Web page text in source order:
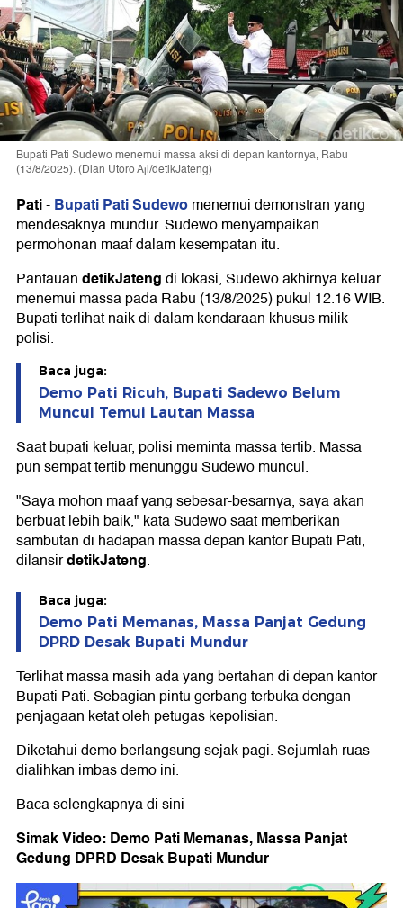
Bupati Pati Sudewo menemui massa aksi di depan kantornya, Rabu
(13/8/2025). (Dian Utoro Aji/detikJateng)
Pati-Bupati Pati Sudewomenemui demonstran yang
mendesaknya mundur. Sudewo menyampaikan
permohonan maaf dalam kesempatan itu.
PantauandetikJatengdi lokasi, Sudewo akhirnya keluar
menemui massa pada Rabu (13/8/2025) pukul 12.16 WIB.
Bupati terlihat naik di dalam kendaraan khusus milik
polisi.
Baca juga:
Demo Pati Ricuh, Bupati Sadewo Belum
Muncul Temui Lautan Massa
Saat bupati keluar, polisi meminta massa tertib. Massa
pun sempat tertib menunggu Sudewo muncul.
"Saya mohon maaf yang sebesar-besarnya, saya akan
berbuat lebih baik," kata Sudewo saat memberikan
sambutan di hadapan massa depan kantor Bupati Pati,
dilansirdetikJateng.
Baca juga:
Demo Pati Memanas, Massa Panjat Gedung
DPRD Desak Bupati Mundur
Terlihat massa masih ada yang bertahan di depan kantor
Bupati Pati. Sebagian pintu gerbang terbuka dengan
penjagaan ketat oleh petugas kepolisian.
Diketahui demo berlangsung sejak pagi. Sejumlah ruas
dialihkan imbas demo ini.
Baca selengkapnya di sini
Simak Video: Demo Pati Memanas, Massa Panjat
Gedung DPRD Desak Bupati Mundur